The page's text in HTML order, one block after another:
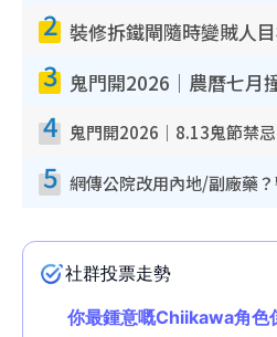
2
3
4
5